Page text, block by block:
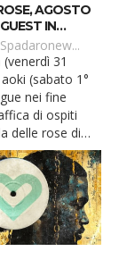
AGOSTO
IN
Spadaronew...
31
(sabato 1°
nei fine
di ospiti
delle rose di
7
è uno dei
della
italiana; con
e 47 dischi
come